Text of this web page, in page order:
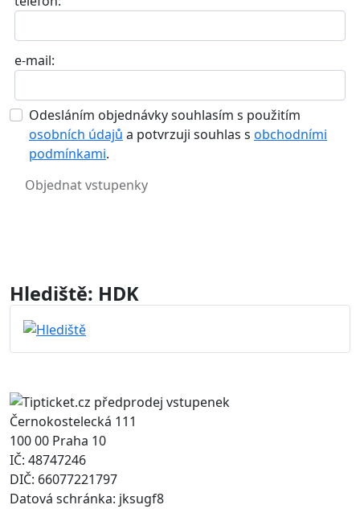
e-mail:
Odesláním objednávky souhlasím s použitím
osobních údajů a potvrzuji souhlas s obchodními
podmínkami.
Hlediště: HDK
Černokostelecká 111
100 00 Praha 10
IČ: 48747246
DIČ: 66077221797
Datová schránka: jksugf8